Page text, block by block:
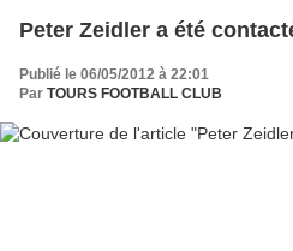
Peter Zeidler a été
Publié le 06/05/2012 à 22:01
Par TOURS FOOTBALL CLUB